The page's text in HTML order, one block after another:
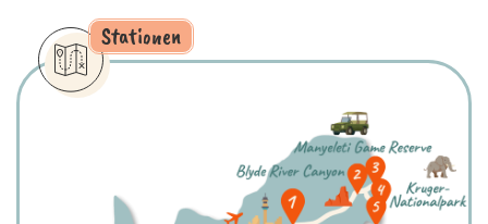
Stationen